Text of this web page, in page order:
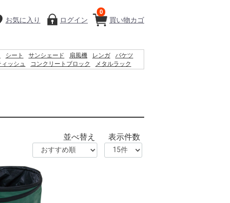
買い物カゴ
0
お気に入り ログイン
シート サンシェード 扇風機 レンガ
バケツ
ッシュ
コンクリートブロック
メタルラック
並べ替え 表示件数